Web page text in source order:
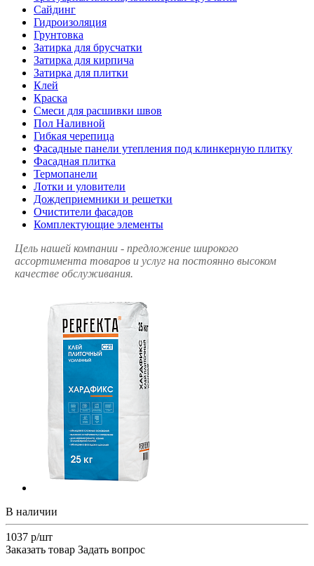
Сайдинг
Гидроизоляция
Грунтовка
Затирка для брусчатки
Затирка для кирпича
Затирка для плитки
Клей
Краска
Смеси для расшивки швов
Пол Наливной
Гибкая черепица
Фасадные панели утепления под клинкерную плитку
Фасадная плитка
Термопанели
Лотки и уловители
Дождеприемники и решетки
Очистители фасадов
Комплектующие элементы
Цель нашей компании - предложение широкого
ассортимента товаров и услуг на постоянно высоком
качестве обслуживания.
В наличии
1037 р/шт
Заказать товар Задать вопрос